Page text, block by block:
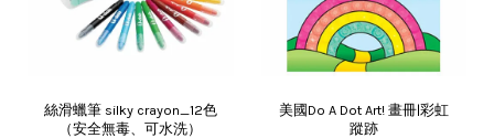
絲滑蠟筆 silky crayon_12色
（安全無毒、可水洗）
美國Do A Dot Art! 畫冊|彩虹
蹤跡